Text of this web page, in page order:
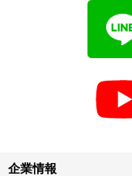
企業情報